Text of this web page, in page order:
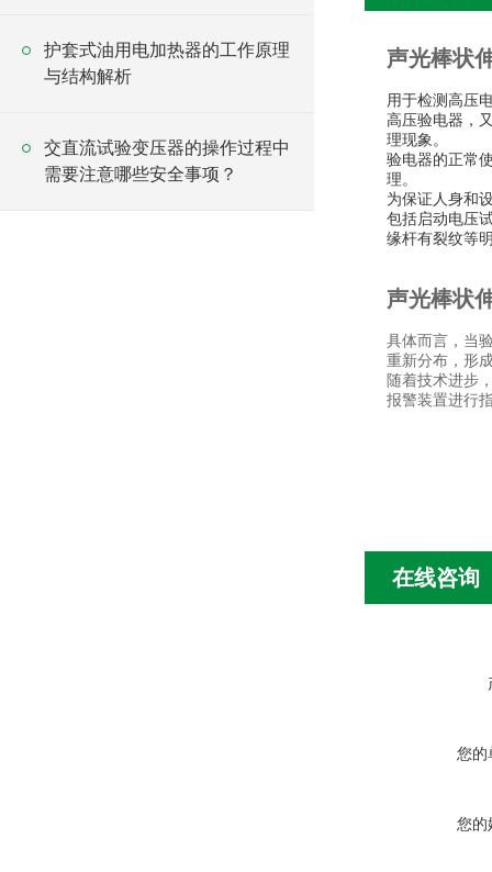
护套式油用电加热器的工作原理
与结构解析
交直流试验变压器的操作过程中
需要注意哪些安全事项？
声光棒状
用于检测高压
高压验电器，
理现象。
验电器的正常
理。
为保证人身和
包括启动电压
缘杆有裂纹等
声光棒状
具体而言，当
重新分布，形
随着技术进步
报警装置进行
在线咨询
您的
您的